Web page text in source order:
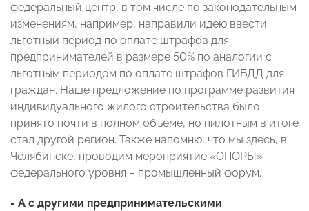
федеральный центр, в том числе по законодательным
изменениям, например, направили идею ввести
льготный период по оплате штрафов для
предпринимателей в размере 50% по аналогии с
льготным периодом по оплате штрафов ГИБДД для
граждан. Наше предложение по программе развития
индивидуального жилого строительства было
принято почти в полном объеме, но пилотным в итоге
стал другой регион. Также напомню, что мы здесь, в
Челябинске, проводим мероприятие «ОПОРЫ»
федерального уровня – промышленный форум.
- А с другими предпринимательскими